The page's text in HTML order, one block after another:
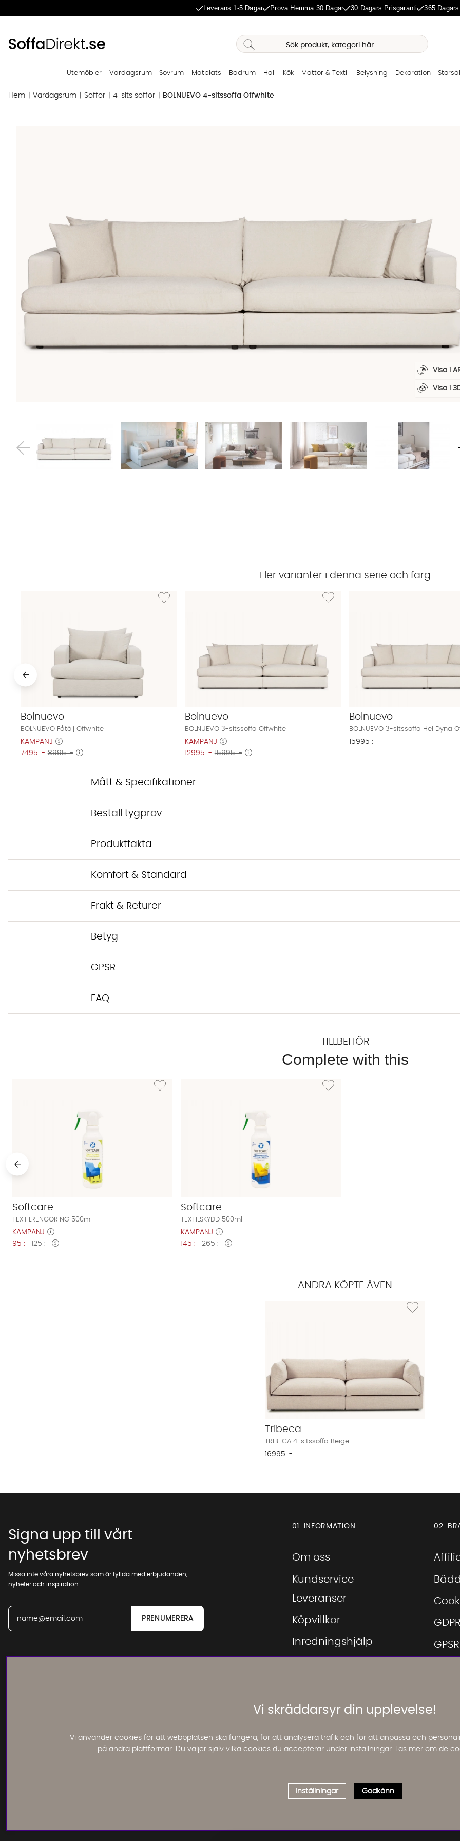
Leverans 1-5 Dagar Prova Hemma 30 Dagar 30 Dagars Prisgaranti 365
Utemöbler Vardagsrum Sovrum Matplats Badrum Hall Kök Mattor & Textil Belysning Dekoration
Hem Vardagsrum Soffor 4-sits soffor BOLNUEVO 4-sitssoffa Offwhite
Visa i
Visa i
Fler varianter i denna serie och färg
Lägg till i önskelista: BOLNUEVO Fåtölj Offwhite
Bolnuevo
BOLNUEVO Fåtölj Offwhite
KAMPANJ
7495 :- 8995 :-
Lägg till i önskelista: BOLNUEVO 3-sitssoffa
Bolnuevo
BOLNUEVO 3-sitssoffa Offwhite
KAMPANJ
12995 :- 15995 :-
Bolnuevo
BOLNUEVO 3-sitssoffa Hel Dyna
15995 :-
Mått & Specifikationer
Beställ tygprov
Produktfakta
Komfort & Standard
Frakt & Returer
Betyg
GPSR
FAQ
TILLBEHÖR
Complete with this
Lägg till i önskelista: TEXTILRENGÖRING 500ml
Softcare
TEXTILRENGÖRING 500ml
KAMPANJ
95 :- 125 :-
Lägg till i önskelista: TEXTILSKYDD 500ml
Softcare
TEXTILSKYDD 500ml
KAMPANJ
145 :- 265 :-
ANDRA KÖPTE ÄVEN
Lägg till i
Tribeca
TRIBECA 4-sitssoffa Beige
16995 :-
Vi skräddarsyr din upplevelse!
Vi använder cookies för att webbplatsen ska fungera, för att analysera trafik och för att anpassa och
på andra plattformar. Du väljer själv vilka cookies du accepterar under inställningar. Läs mer om de
Inställningar Godkänn
Signa upp till vårt
nyhetsbrev
Missa inte våra nyhetsbrev som är fyllda med erbjudanden,
nyheter och inspiration
01. INFORMATION
Om oss
Kundservice
Leveranser
Köpvillkor
Inredningshjälp
Jobba hos oss
Reklamation &
02.
GDPR
GPSR